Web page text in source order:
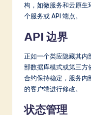
构，如微服务和云原生
个服务或 API 端点。
API 边界
正如一个类应隐藏其内
部数据库模式或第三方
合约保持稳定，服务内
的客户端进行修改。
状态管理